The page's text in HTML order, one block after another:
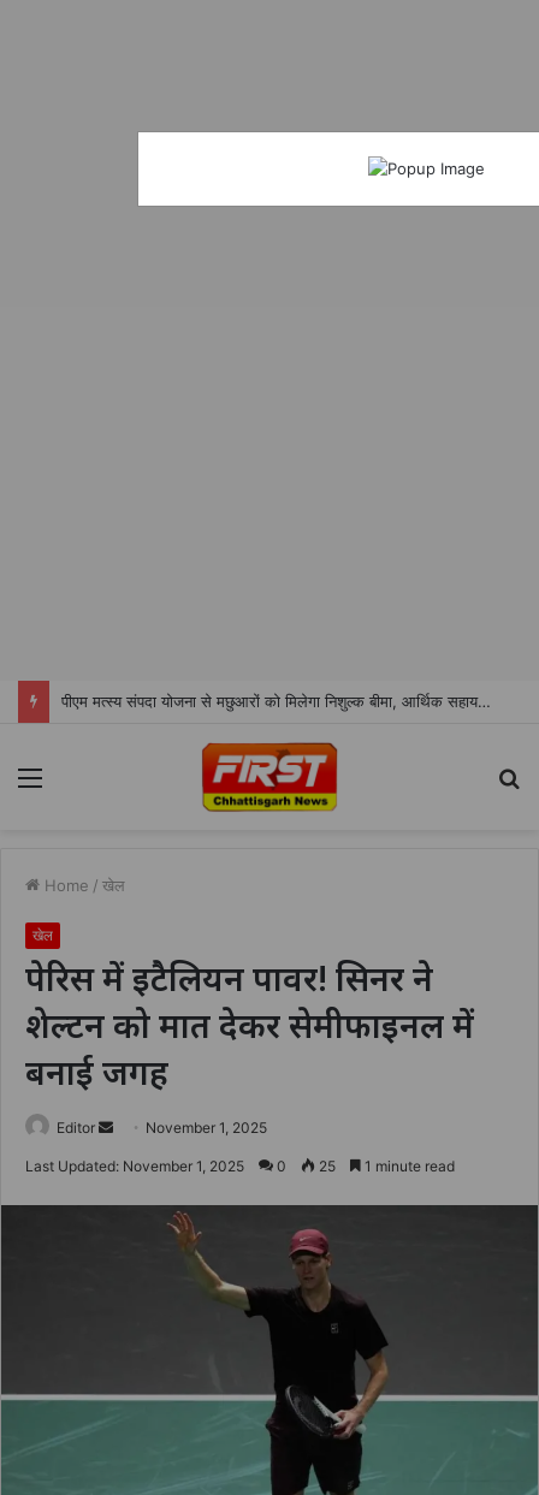
पीएम मत्स्य संपदा योजना से मछुआरों को मिलेगा निशुल्क बीमा, आर्थिक सहायता और अनुदान
Menu
Home / खेल
खेल
पेरिस में इटैलियन पावर! सिनर ने
शेल्टन को मात देकर सेमीफाइनल में
बनाई जगह
Editor
Send November 1, 2025
Last Updated: November 1, 2025 0 25 1 minute read